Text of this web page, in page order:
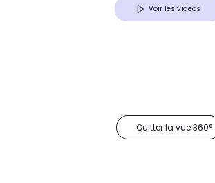
Voir les vidéos
Quitter la vue 360°